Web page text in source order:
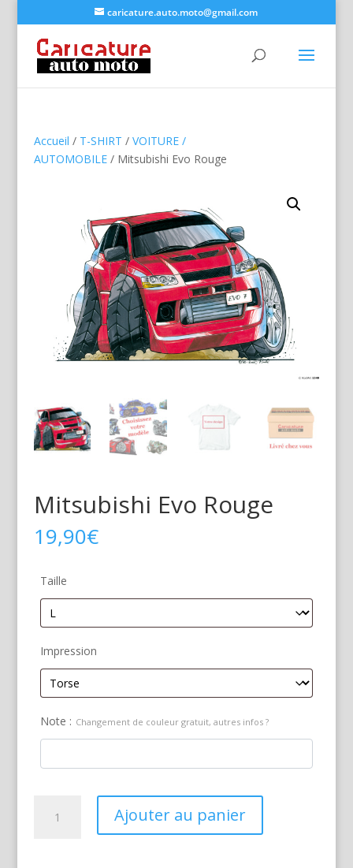
caricature.auto.moto@gmail.com
Accueil / T-SHIRT / VOITURE /
AUTOMOBILE/ Mitsubishi Evo Rouge
Mitsubishi Evo Rouge
19,90€
Taille
Impression
Note : Changement de couleur gratuit, autres infos ?
Ajouter au panier